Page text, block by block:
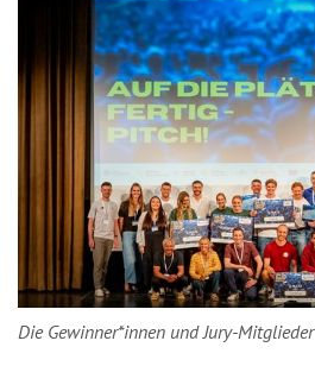
Die Gewinner*innen und Jury-Mitglieder